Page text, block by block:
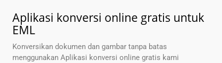
Aplikasi konversi online gratis untuk
EML
Konversikan dokumen dan gambar tanpa batas
menggunakan Aplikasi konversi online gratis kami